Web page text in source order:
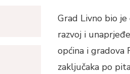
Grad Livno bio
razvoj i
općina i gradova
zaključaka po